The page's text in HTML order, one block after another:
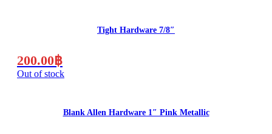
Tight Hardware 7/8″
200.00฿
Out of stock
Blank Allen Hardware 1″ Pink Metallic